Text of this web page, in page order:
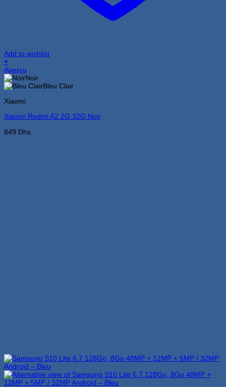
Add to wishlist
+
Ce
produit
a
variations.
options
être
Aperçu
Noir
Bleu Clair
Xiaomi
Xiaomi Redmi A2 2G 32G Noir
849 Dhs